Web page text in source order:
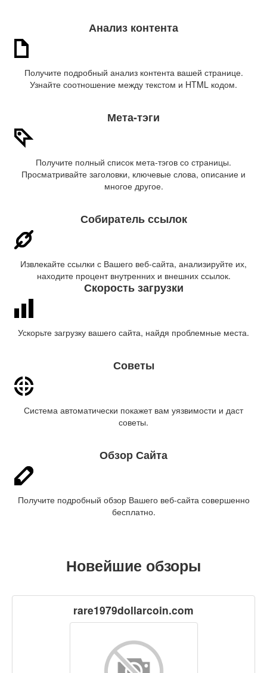
Анализ контента
Получите подробный анализ контента вашей странице.
Узнайте соотношение между текстом и HTML кодом.
Мета-тэги
Получите полный список мета-тэгов со страницы.
Просматривайте заголовки, ключевые слова, описание и
многое другое.
Собиратель ссылок
Извлекайте ссылки с Вашего веб-сайта, анализируйте их,
находите процент внутренних и внешних ссылок.
Скорость загрузки
Ускорьте загрузку вашего сайта, найдя проблемные места.
Советы
Система автоматически покажет вам уязвимости и даст
советы.
Обзор Сайта
Получите подробный обзор Вашего веб-сайта совершенно
бесплатно.
Новейшие обзоры
rare1979dollarcoin.com